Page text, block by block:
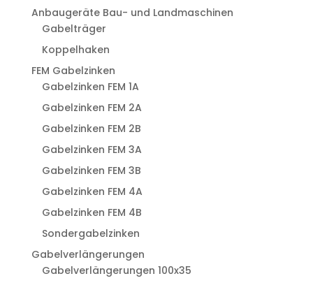
Anbaugeräte Bau- und Landmaschinen
Gabelträger
Koppelhaken
FEM Gabelzinken
Gabelzinken FEM 1A
Gabelzinken FEM 2A
Gabelzinken FEM 2B
Gabelzinken FEM 3A
Gabelzinken FEM 3B
Gabelzinken FEM 4A
Gabelzinken FEM 4B
Sondergabelzinken
Gabelverlängerungen
Gabelverlängerungen 100x35